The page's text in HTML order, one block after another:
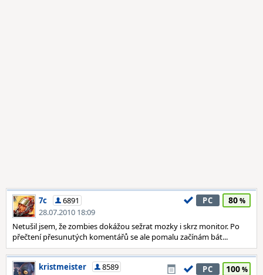
7c
6891
28.07.2010 18:09
PC 80
Netušil jsem, že zombies dokážou sežrat mozky i skrz monitor. Po
přečtení přesunutých komentářů se ale pomalu začínám bát...
kristmeister
8589
PC 100